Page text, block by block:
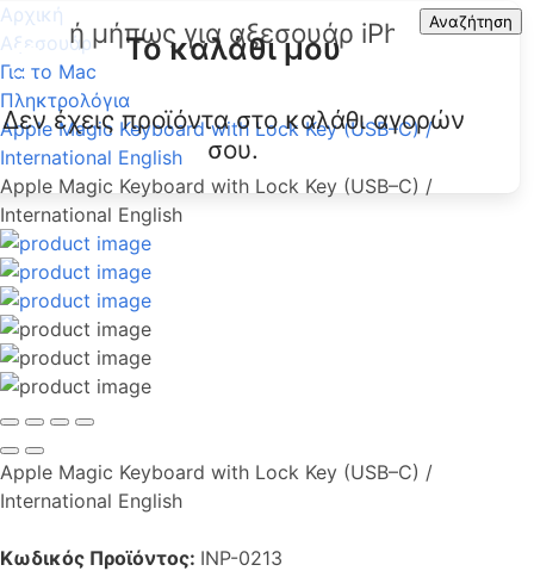
Αναζήτηση
Το καλάθι μου
Δεν έχεις προϊόντα στο καλάθι αγορών
σου.
Αρχική
Αξεσουάρ
Για το Mac
Πληκτρολόγια
Apple Magic Keyboard with Lock Key (USB–C) /
International English
Apple Magic Keyboard with Lock Key (USB–C) /
International English
Apple Magic Keyboard with Lock Key (USB–C) /
International English
Κωδικός Προϊόντος: INP-0213